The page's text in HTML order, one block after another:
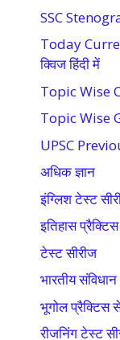
SSC
Today
क्विज हिंदी में
Topic Wise
Topic Wise
UPSC
अधिक ज्ञान
इंग्लिश टेस्ट
इतिहास
टेस्ट सीरीज
भारतीय
भूगोल प्रैक्टिस
रीजनिंग टेस्ट